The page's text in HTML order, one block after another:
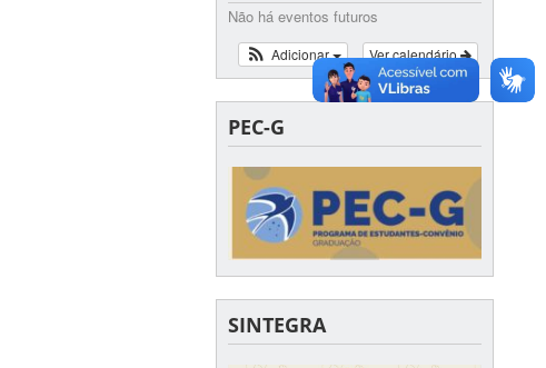
Não há eventos futuros
Ver calendário
Adicionar
PEC-G
SINTEGRA